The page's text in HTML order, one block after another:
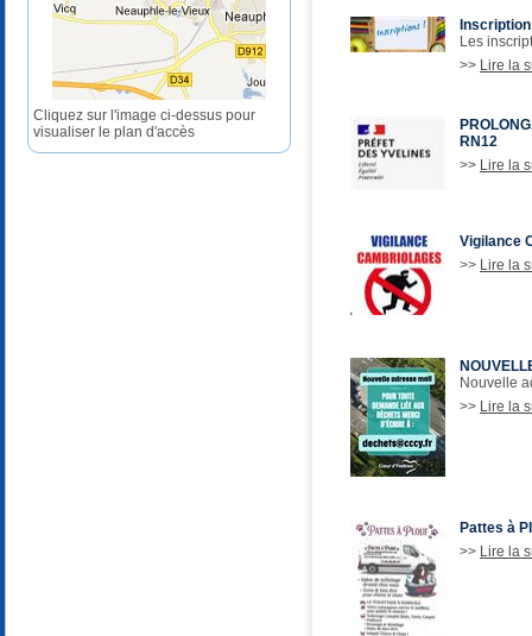
Les
>> Lire la
RN12
>> Lire la
Vigilance
>> Lire la
Nouvelle
>> Lire la
Pattes à
>> Lire la
Cliquez sur l'image ci-dessus pour
visualiser le plan d'accès